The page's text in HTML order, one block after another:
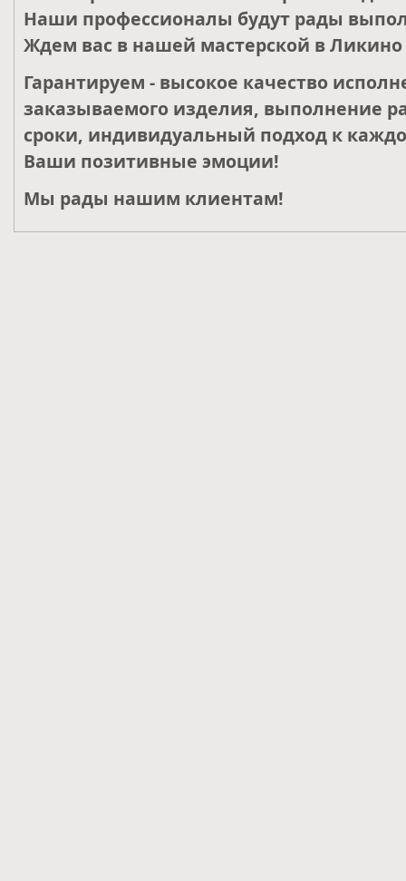
Наши профессионалы будут рады
Ждем вас в нашей мастерской в Ликино
Гарантируем - высокое качество
заказываемого изделия, выполнение
сроки, индивидуальный подход к
Ваши позитивные эмоции!
Мы рады нашим клиентам!